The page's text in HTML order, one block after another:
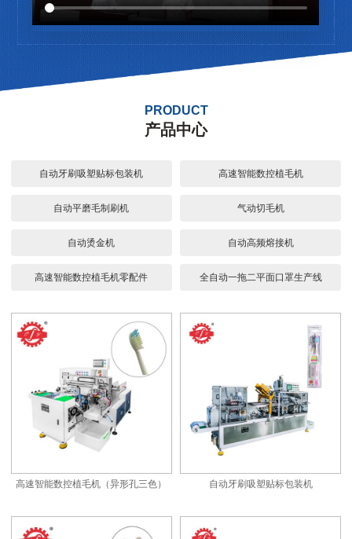
PRODUCT
产品中心
自动牙刷吸塑贴标包装机 高速智能数控植毛机
自动平磨毛制刷机 气动切毛机
自动烫金机 自动高频熔接机
高速智能数控植毛机零配件 全自动一拖二平面口罩生产线
高速智能数控植毛机（异形孔三色） 自动牙刷吸塑贴标包装机